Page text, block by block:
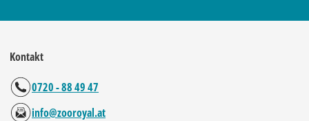
Kontakt
0720 - 88 49 47
info@zooroyal.at